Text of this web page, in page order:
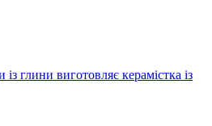
глини виготовляє керамістка із